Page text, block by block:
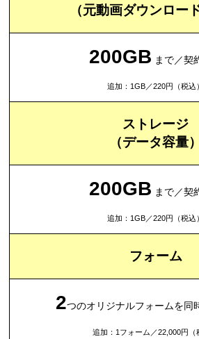
（元動画ダウンロー
200GB まで／契
追加：1GB／220円（税込
ストレージ
（データ容量）
200GB まで／契
追加：1GB／220円（税込
フォーム
2つのオリジナルフォームを同
追加：1フォーム／22,000円（